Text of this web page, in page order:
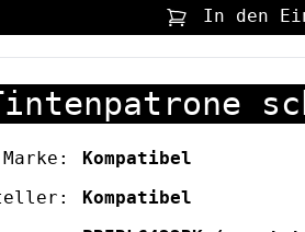
In den
Marke:
Kompatibel
Kompatibel